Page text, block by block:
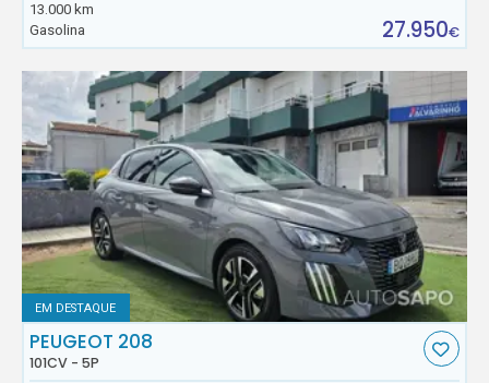
13.000 km
Gasolina
27.950€
EM DESTAQUE
PEUGEOT 208
101CV - 5P